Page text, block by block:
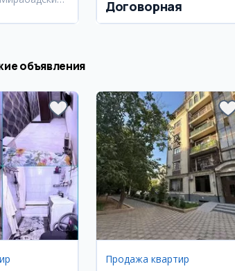
Договорная
объявления
Продажа квартир